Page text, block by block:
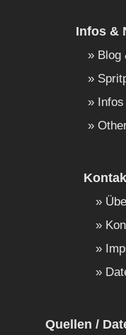
Infos &
Blog
Quellen /